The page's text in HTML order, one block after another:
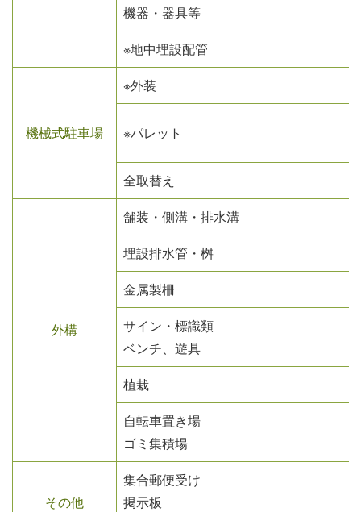
機器・器具等
※地中埋設配管
機械式駐車場
※外装
※パレット
全取替え
外構
舗装・側溝・排水溝
埋設排水管・桝
金属製柵
サイン・標識類
ベンチ、遊具
植栽
自転車置き場
ゴミ集積場
その他
集合郵便受け
掲示板